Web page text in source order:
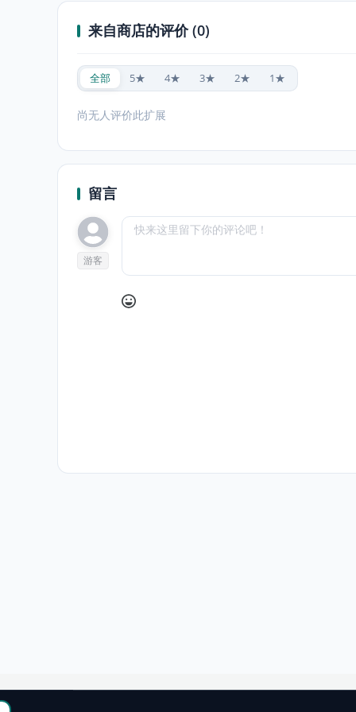
来自商店的评价 (0)
全部 5★ 4★ 3★ 2★ 1★
尚无人评价此扩展
留言
游客